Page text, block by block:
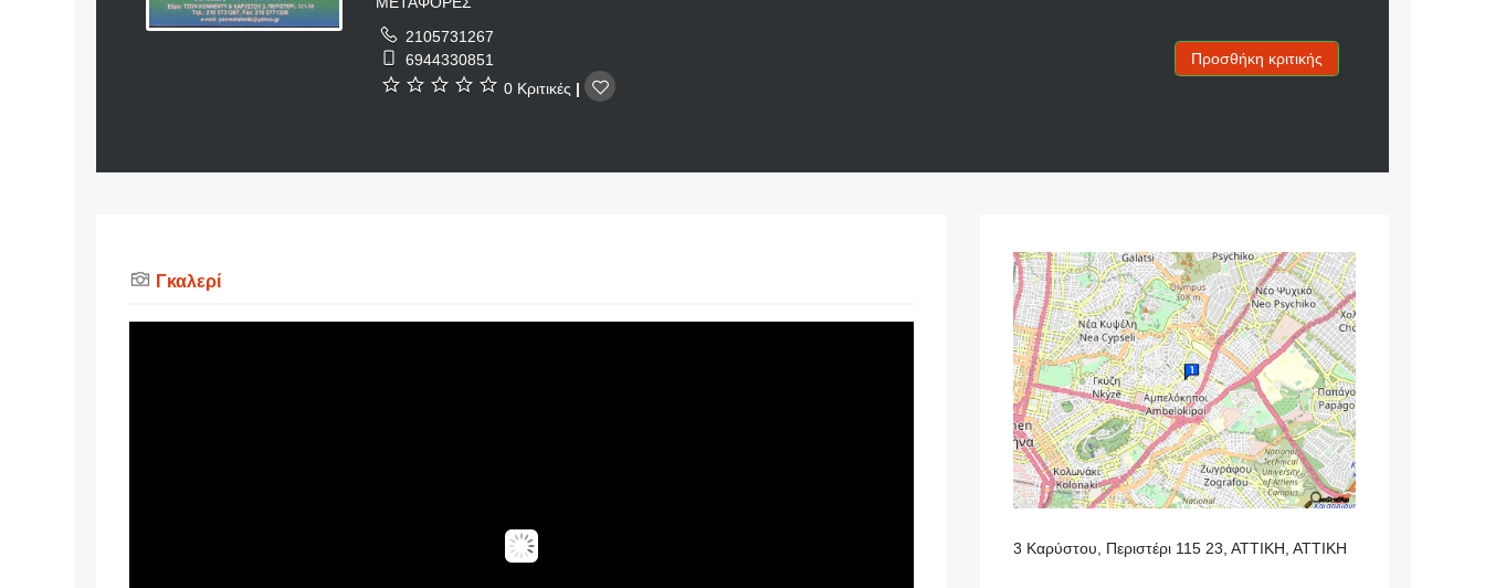
2105731267
6944330851
0 Κριτικές |
Προσθήκη κριτικής
Γκαλερί
3 Καρύστου, Περιστέρι 115 23, ΑΤΤΙΚΗ, ΑΤΤΙΚΗ